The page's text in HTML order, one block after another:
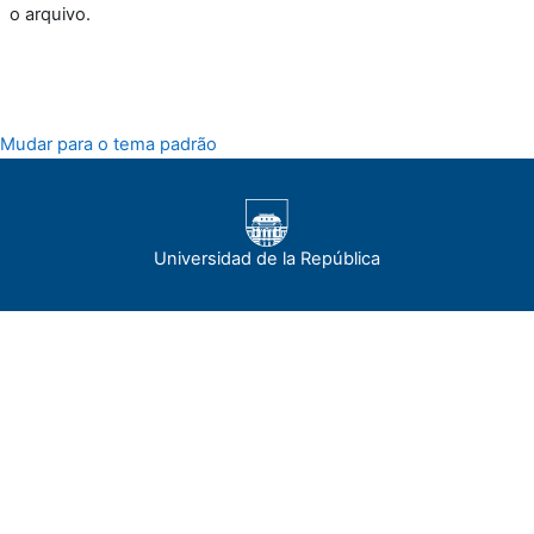
o arquivo.
Mudar para o tema padrão
Universidad de la República